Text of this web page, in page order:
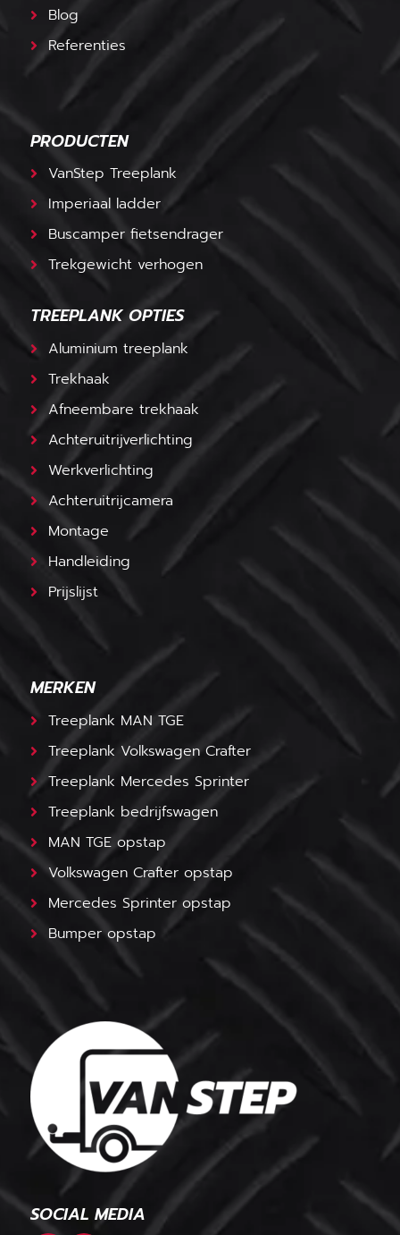
Blog
Referenties
PRODUCTEN
VanStep Treeplank
Imperiaal ladder
Buscamper fietsendrager
Trekgewicht verhogen
TREEPLANK OPTIES
Aluminium treeplank
Trekhaak
Afneembare trekhaak
Achteruitrijverlichting
Werkverlichting
Achteruitrijcamera
Montage
Handleiding
Prijslijst
MERKEN
Treeplank MAN TGE
Treeplank Volkswagen Crafter
Treeplank Mercedes Sprinter
Treeplank bedrijfswagen
MAN TGE opstap
Volkswagen Crafter opstap
Mercedes Sprinter opstap
Bumper opstap
SOCIAL MEDIA